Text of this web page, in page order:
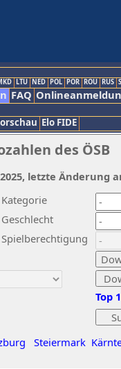
LTU NED POL POR ROU RUS
FAQ
Elo FIDE
des ÖSB
Kategorie
Geschlecht
Spielberechtigung
Steiermark
Top
letzte Änderung